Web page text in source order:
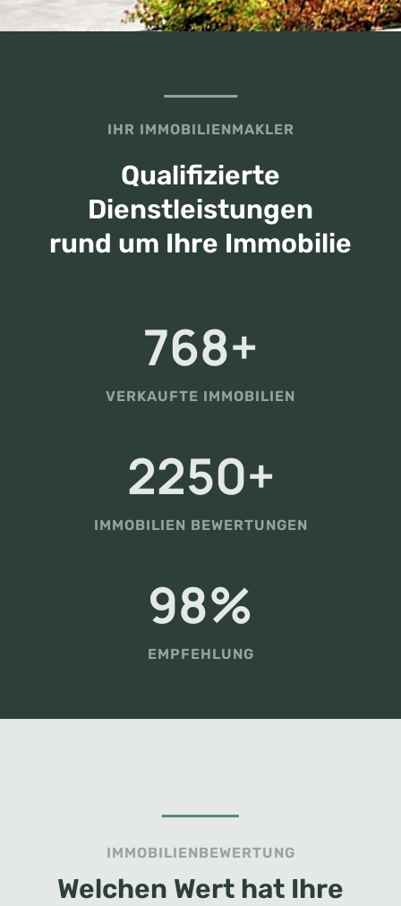
IHR IMMOBILIENMAKLER
Qualifizierte
Dienstleistungen
rund um Ihre Immobilie
768+
VERKAUFTE IMMOBILIEN
2250+
IMMOBILIEN BEWERTUNGEN
98%
EMPFEHLUNG
IMMOBILIENBEWERTUNG
Welchen Wert hat Ihre